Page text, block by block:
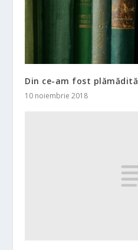
Din ce-am fost plămădită
10 noiembrie 2018